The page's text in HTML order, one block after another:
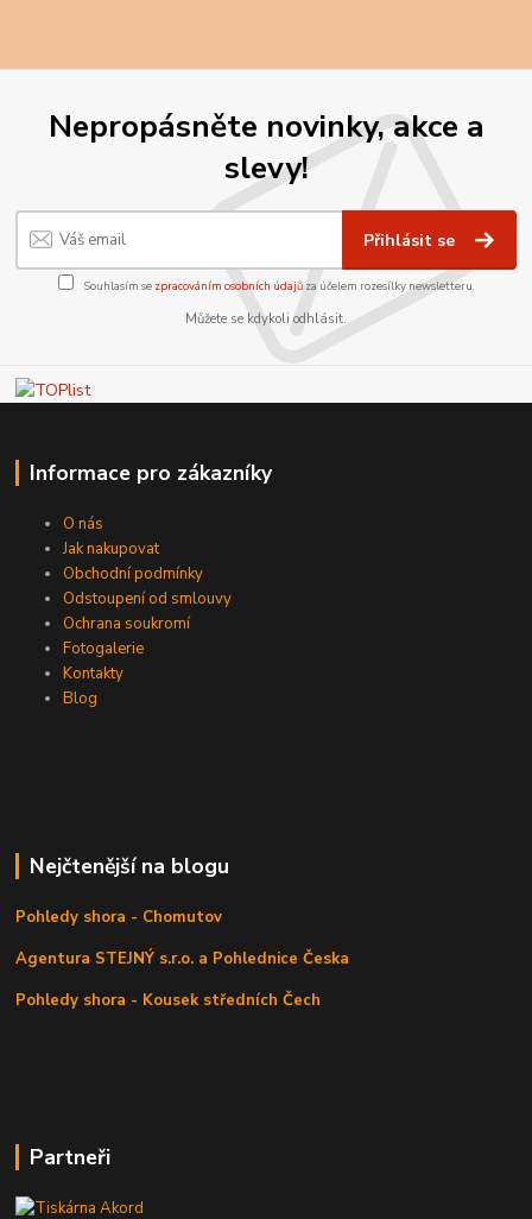
Nepropásněte novinky, akce a
slevy!
Přihlásit se
Souhlasím se zpracováním osobních údajůza účelem rozesílky newsletteru.
Můžete se kdykoli odhlásit.
Informace pro zákazníky
O nás
Jak nakupovat
Obchodní podmínky
Odstoupení od smlouvy
Ochrana soukromí
Fotogalerie
Kontakty
Blog
Nejčtenější na blogu
Pohledy shora - Chomutov
Agentura STEJNÝ s.r.o. a Pohlednice Česka
Pohledy shora - Kousek středních Čech
Partneři